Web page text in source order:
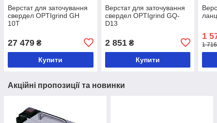
Верстат для заточування
свердел OPTIgrind GH
10T
27 479 ₴
Купити
Верстат для заточування
свердел OPTIgrind GQ-
D13
2 851₴
Купити
1
1
Акційні пропозиції та новинки